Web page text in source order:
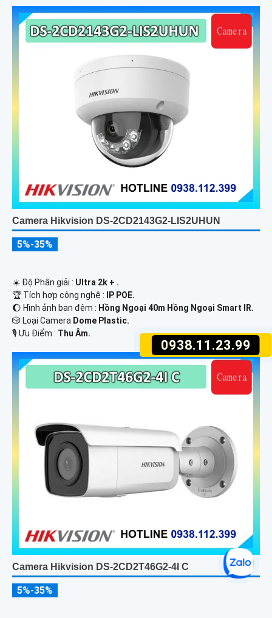
0938.11.23.99
Camera Hikvision DS-2CD2143G2-LIS2UHUN
5%-35%
☀️ Độ Phân giải : Ultra 2k + .
🏆 Tích hợp công nghệ :
IP POE.
🌔 Hình ảnh ban đêm : Hồng Ngoại 40m Hồng Ngoại Smart IR.
🎲 Loại Camera Dome Plastic.
️🎙 Ưu Điểm : Thu Âm.
Camera Hikvision DS-2CD2T46G2-4I C
5%-35%